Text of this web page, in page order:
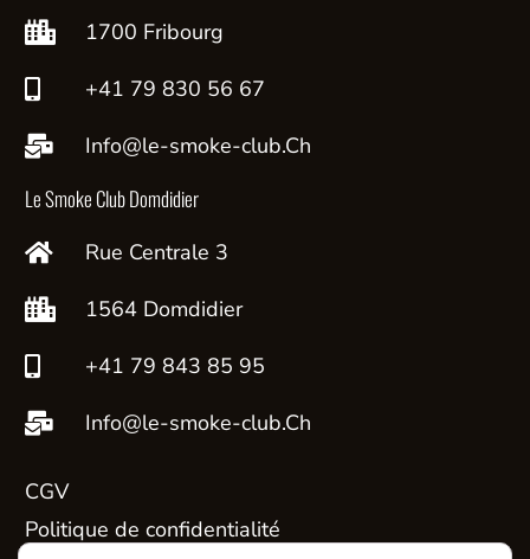
1700 Fribourg
+41 79 830 56 67
Info@le-smoke-club.Ch
Le Smoke Club Domdidier
Rue Centrale 3
1564 Domdidier
+41 79 843 85 95
Info@le-smoke-club.Ch
CGV
Politique de confidentialité